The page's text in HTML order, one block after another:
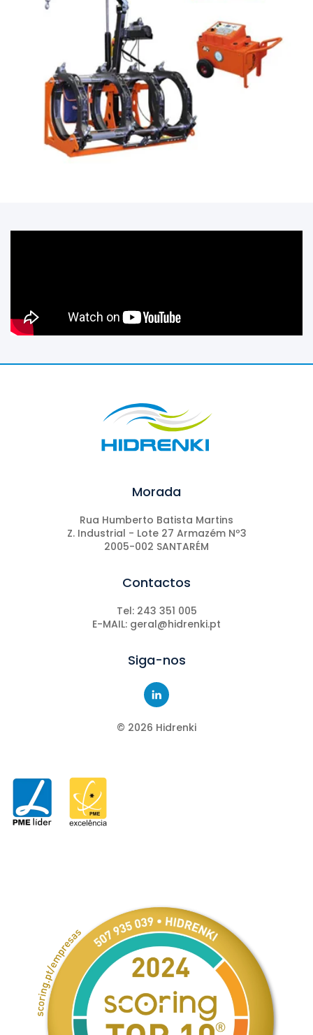
Morada
Rua Humberto Batista Martins
Z. Industrial - Lote 27 Armazém Nº3
2005-002 SANTARÉM
Contactos
Tel: 243 351 005
E-MAIL: geral@hidrenki.pt
Siga-nos
© 2026 Hidrenki